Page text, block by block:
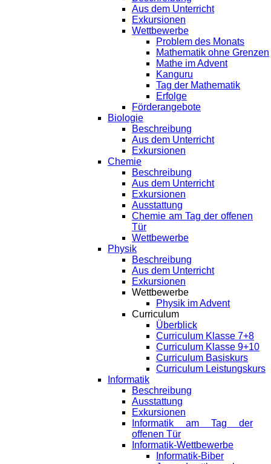
Aus dem Unterricht
Exkursionen
Wettbewerbe
Problem des Monats
Mathematik ohne Grenzen
Mathe im Advent
Kanguru
Tag der Mathematik
Erfolge
Förderangebote
Biologie
Beschreibung
Aus dem Unterricht
Exkursionen
Chemie
Beschreibung
Aus dem Unterricht
Exkursionen
Ausstattung
Chemie am Tag der offenen
Tür
Wettbewerbe
Physik
Beschreibung
Aus dem Unterricht
Exkursionen
Wettbewerbe
Physik im Advent
Curriculum
Überblick
Curriculum Klasse 7+8
Curriculum Klasse 9+10
Curriculum Basiskurs
Curriculum Leistungskurs
Informatik
Beschreibung
Ausstattung
Exkursionen
Informatik am Tag der
offenen Tür
Informatik-Wettbewerbe
Informatik-Biber